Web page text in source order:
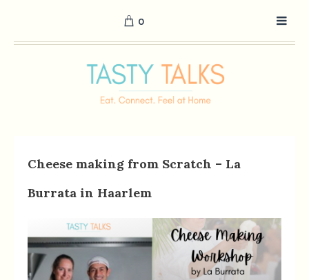
0
Cheese making from Scratch – La
Burrata in Haarlem